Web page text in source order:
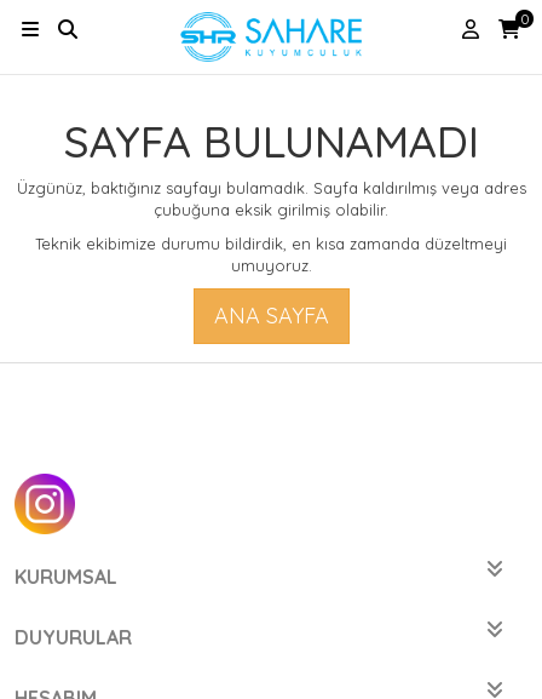
0
SAYFA BULUNAMADI
Üzgünüz, baktığınız sayfayı bulamadık. Sayfa kaldırılmış veya adres
çubuğuna eksik girilmiş olabilir.
Teknik ekibimize durumu bildirdik, en kısa zamanda düzeltmeyi
umuyoruz.
ANA SAYFA
KURUMSAL
DUYURULAR